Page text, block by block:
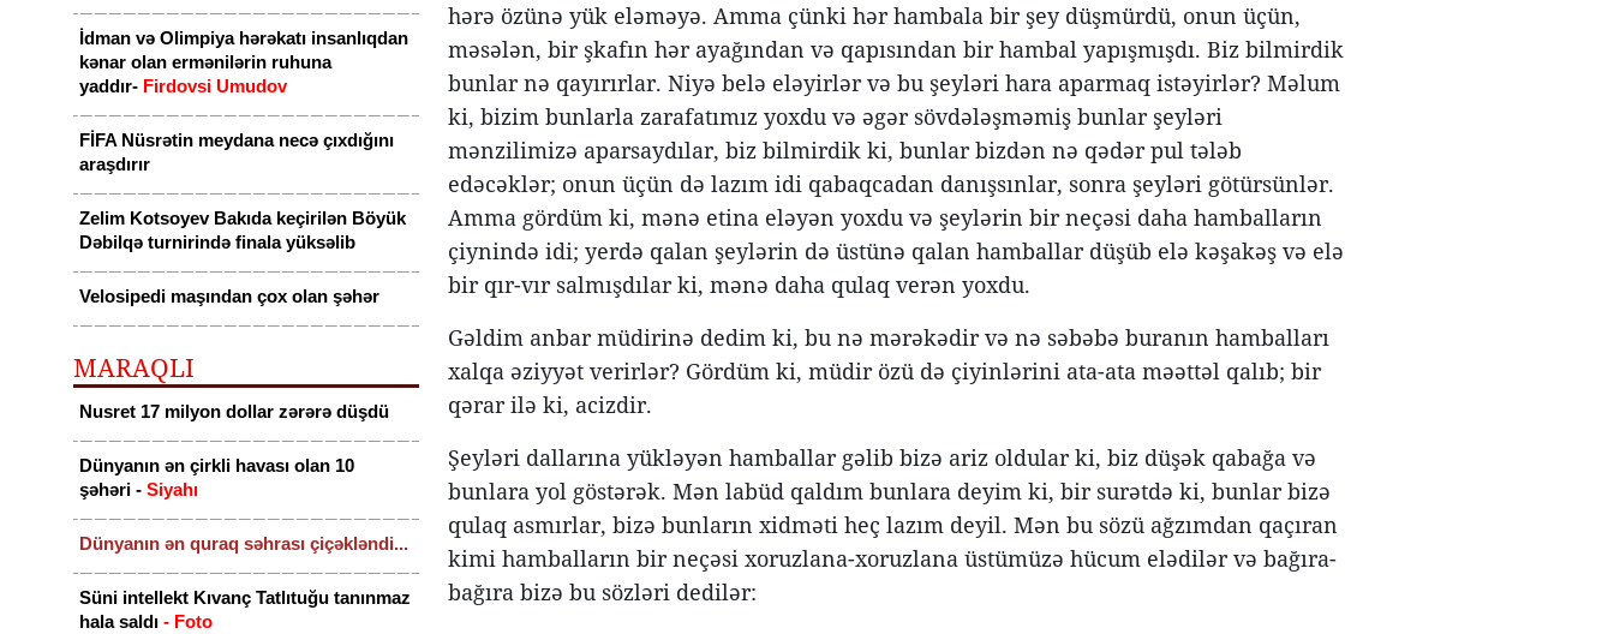
İdman və Olimpiya hərəkatı insanlıqdan
kənar olan ermənilərin ruhuna
yaddır- Firdovsi Umudov
FİFA Nüsrətin meydana necə çıxdığını
araşdırır
Zelim Kotsoyev Bakıda keçirilən Böyük
Dəbilqə turnirində finala yüksəlib
Velosipedi maşından çox olan şəhər
MARAQLI
Nusret 17 milyon dollar zərərə düşdü
Dünyanın ən çirkli havası olan 10
şəhəri - Siyahı
Dünyanın ən quraq səhrası çiçəkləndi...
Süni intellekt Kıvanç Tatlıtuğu tanınmaz
hala saldı - Foto
hərə özünə yük eləməyə. Amma çünki hər hambala bir şey düşmürdü, onun üçün,
məsələn, bir şkafın hər ayağından və qapısından bir hambal yapışmışdı. Biz bilmirdik
bunlar nə qayırırlar. Niyə belə eləyirlər və bu şeyləri hara aparmaq istəyirlər? Məlum
ki, bizim bunlarla zarafatımız yoxdu və əgər sövdələşməmiş bunlar şeyləri
mənzilimizə aparsaydılar, biz bilmirdik ki, bunlar bizdən nə qədər pul tələb
edəcәklər; onun üçün də lazım idi qabaqcadan danışsınlar, sonra şeyləri götürsünlər.
Amma gördüm ki, mənə etina eləyən yoxdu və şeylərin bir neçəsi daha hambalların
çiynində idi; yerdə qalan şeylərin də üstünə qalan hamballar düşüb elə kəşakəş və elə
bir qır-vır salmışdılar ki, mənə daha qulaq verən yoxdu.
Gəldim anbar müdirinə dedim ki, bu nə mərəkədir və nə səbəbə buranın hambalları
xalqa əziyyət verirlər? Gördüm ki, müdir özü də çiyinlərini ata-ata məəttəl qalıb; bir
qərar ilə ki, acizdir.
Şeyləri dallarına yükləyən hamballar gəlib bizə ariz oldular ki, biz düşək qabağa və
bunlara yol göstərək. Mən labüd qaldım bunlara deyim ki, bir surətdə ki, bunlar bizə
qulaq asmırlar, bizə bunların xidməti heç lazım deyil. Mən bu sözü ağzımdan qaçıran
kimi hambalların bir neçəsi xoruzlana-xoruzlana üstümüzə hücum elədilər və bağıra-
bağıra bizə bu sözləri dedilər: